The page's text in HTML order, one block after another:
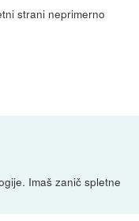
strani neprimerno
Imaš zanič spletne